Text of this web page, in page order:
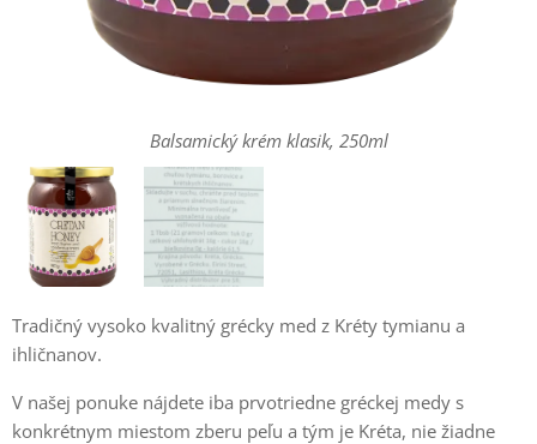
Balsamický krém klasik, 250ml
Balsamický krém klasik, 250ml
Tradičný vysoko kvalitný grécky med z Kréty tymianu a
ihličnanov.
V našej ponuke nájdete iba prvotriedne gréckej medy s
konkrétnym miestom zberu peľu a tým je Kréta, nie žiadne